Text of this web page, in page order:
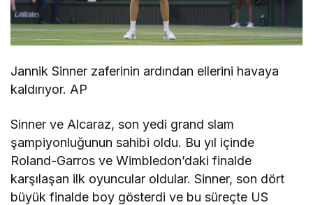
Jannik Sinner zaferinin ardından ellerini havaya
kaldırıyor. AP
Sinner ve Alcaraz, son yedi grand slam
şampiyonluğunun sahibi oldu. Bu yıl içinde
Roland-Garros ve Wimbledon’daki finalde
karşılaşan ilk oyuncular oldular. Sinner, son dört
büyük finalde boy gösterdi ve bu süreçte US